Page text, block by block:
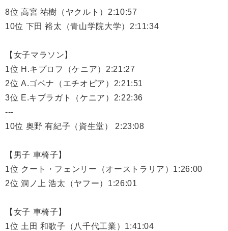
8位 高宮 祐樹（ヤクルト）2:10:57
10位 下田 裕太（青山学院大学）2:11:34
【女子マラソン】
1位 H.キプロフ（ケニア）2:21:27
2位 A.ゴベナ（エチオピア）2:21:51
3位 E.キプラガト（ケニア）2:22:36
---
10位 奥野 有紀子（資生堂） 2:23:08
【男子 車椅子】
1位 クート・フェンリー（オーストラリア）1:26:00
2位 洞ノ上 浩太（ヤフー）1:26:01
【女子 車椅子】
1位 土田 和歌子（八千代工業）1:41:04